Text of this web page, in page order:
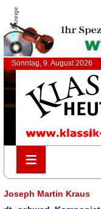
Anzeige
Sonntag, 9. August 2026
≡
≡
Joseph Martin Kraus